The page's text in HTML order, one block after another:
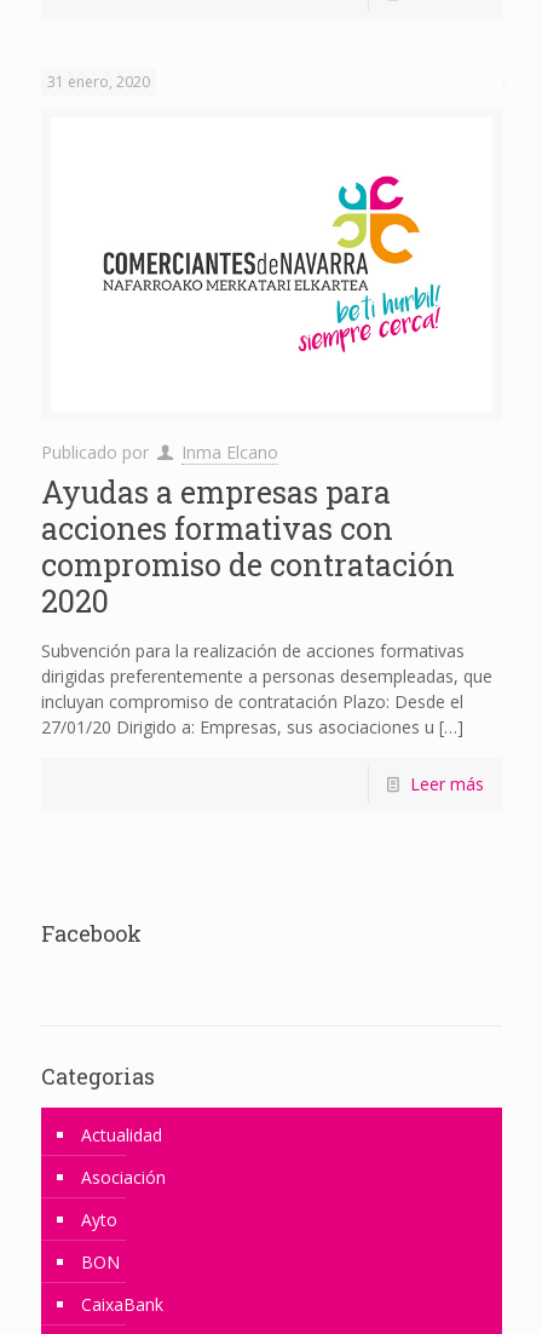
31 enero, 2020
Publicado por Inma Elcano
Ayudas a empresas para
acciones formativas con
compromiso de contratación
2020
Subvención para la realización de acciones formativas
dirigidas preferentemente a personas desempleadas, que
incluyan compromiso de contratación Plazo: Desde el
27/01/20 Dirigido a: Empresas, sus asociaciones u […]
Leer más
Facebook
Categorias
Actualidad
Asociación
Ayto
BON
CaixaBank